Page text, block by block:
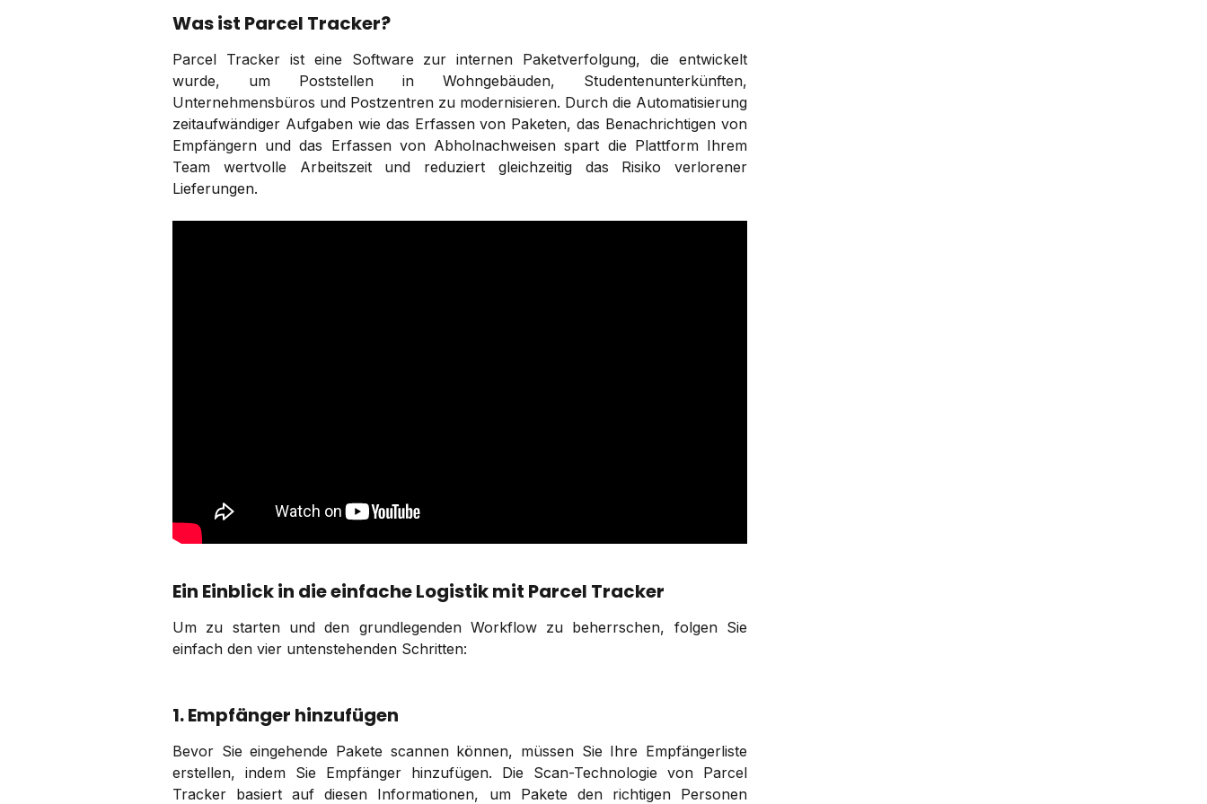
Was ist Parcel Tracker?
Parcel Tracker ist eine Software zur internen Paketverfolgung, die entwickelt
wurde, um Poststellen in Wohngebäuden, Studentenunterkünften,
Unternehmensbüros und Postzentren zu modernisieren. Durch die Automatisierung
zeitaufwändiger Aufgaben wie das Erfassen von Paketen, das Benachrichtigen von
Empfängern und das Erfassen von Abholnachweisen spart die Plattform Ihrem
Team wertvolle Arbeitszeit und reduziert gleichzeitig das Risiko verlorener
Lieferungen.
Ein Einblick in die einfache Logistik mit Parcel Tracker
Um zu starten und den grundlegenden Workflow zu beherrschen, folgen Sie
einfach den vier untenstehenden Schritten:
1. Empfänger hinzufügen
Bevor Sie eingehende Pakete scannen können, müssen Sie Ihre Empfängerliste
erstellen, indem Sie Empfänger hinzufügen. Die Scan-Technologie von Parcel
Tracker basiert auf diesen Informationen, um Pakete den richtigen Personen